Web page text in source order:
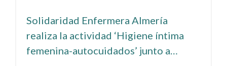
Solidaridad Enfermera Almería
realiza la actividad ‘Higiene íntima
femenina-autocuidados’ junto a